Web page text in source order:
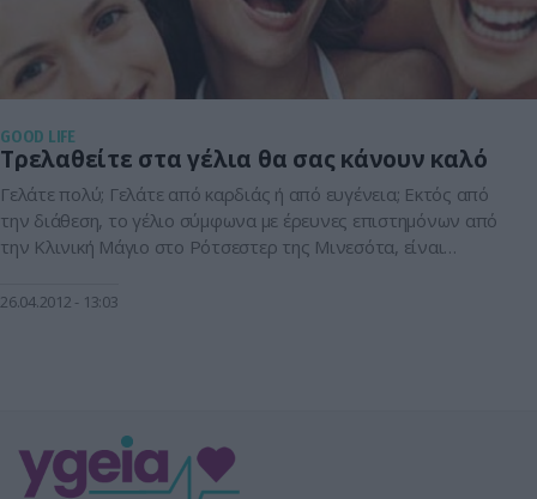
GOOD LIFE
Τρελαθείτε στα γέλια θα σας κάνουν καλό
Γελάτε πολύ; Γελάτε από καρδιάς ή από ευγένεια; Εκτός από
την διάθεση, το γέλιο σύμφωνα με έρευνες επιστημόνων από
την Κλινική Μάγιο στο Ρότσεστερ της Μινεσότα, είναι
πλούσιου σε οξυγόνο αέρα αυξάνεται όταν εισπνέουμε και
26.04.2012 13:03